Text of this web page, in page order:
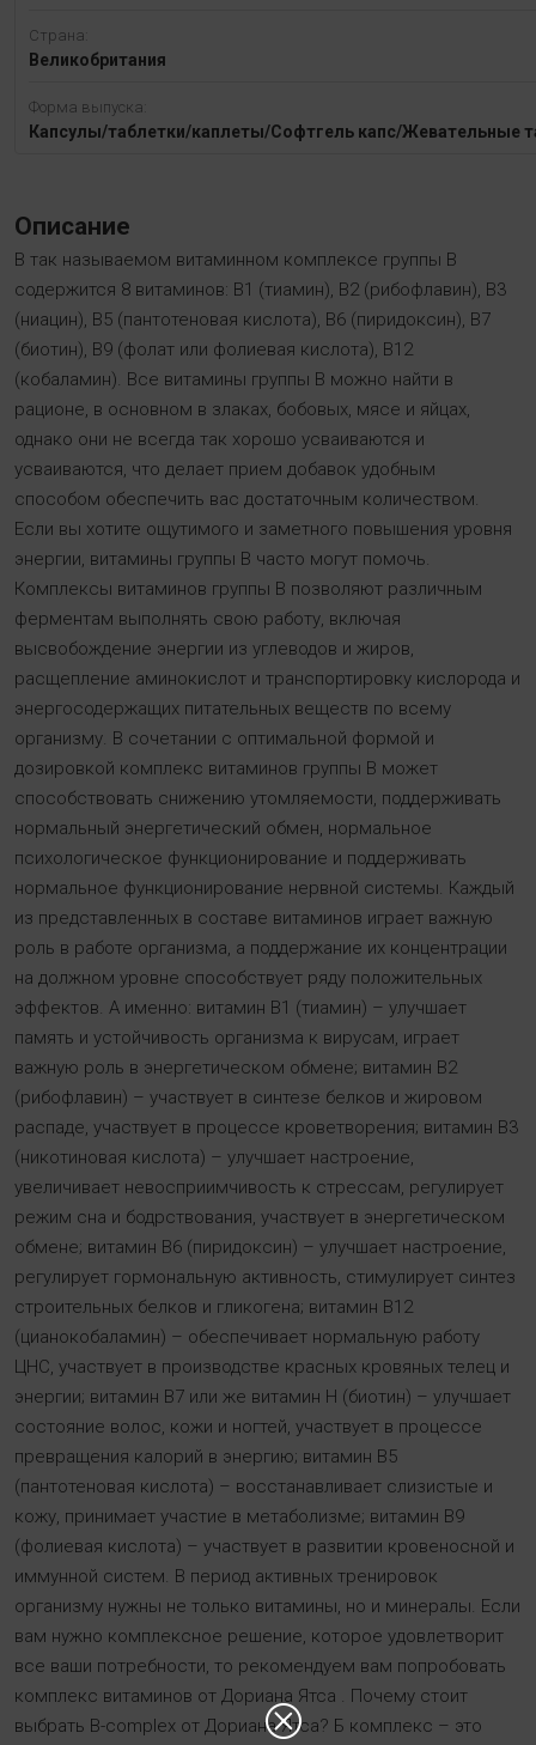
Страна:
Великобритания
Форма выпуска:
Капсулы/таблетки/каплеты/Софтгель капс/Жевательные
Описание
В так называемом витаминном комплексе группы В
содержится 8 витаминов: В1 (тиамин), В2 (рибофлавин), В3
(ниацин), В5 (пантотеновая кислота), В6 (пиридоксин), В7
(биотин), В9 (фолат или фолиевая кислота), В12
(кобаламин). Все витамины группы В можно найти в
рационе, в основном в злаках, бобовых, мясе и яйцах,
однако они не всегда так хорошо усваиваются и
усваиваются, что делает прием добавок удобным
способом обеспечить вас достаточным количеством.
Если вы хотите ощутимого и заметного повышения уровня
энергии, витамины группы В часто могут помочь.
Комплексы витаминов группы В позволяют различным
ферментам выполнять свою работу, включая
высвобождение энергии из углеводов и жиров,
расщепление аминокислот и транспортировку кислорода и
энергосодержащих питательных веществ по всему
организму. В сочетании с оптимальной формой и
дозировкой комплекс витаминов группы В может
способствовать снижению утомляемости, поддерживать
нормальный энергетический обмен, нормальное
психологическое функционирование и поддерживать
нормальное функционирование нервной системы. Каждый
из представленных в составе витаминов играет важную
роль в работе организма, а поддержание их концентрации
на должном уровне способствует ряду положительных
эффектов. А именно: витамин B1 (тиамин) – улучшает
память и устойчивость организма к вирусам, играет
важную роль в энергетическом обмене; витамин B2
(рибофлавин) – участвует в синтезе белков и жировом
распаде, участвует в процессе кроветворения; витамин B3
(никотиновая кислота) – улучшает настроение,
увеличивает невосприимчивость к стрессам, регулирует
режим сна и бодрствования, участвует в энергетическом
обмене; витамин B6 (пиридоксин) – улучшает настроение,
регулирует гормональную активность, стимулирует синтез
строительных белков и гликогена; витамин B12
(цианокобаламин) – обеспечивает нормальную работу
ЦНС, участвует в производстве красных кровяных телец и
энергии; витамин B7 или же витамин H (биотин) – улучшает
состояние волос, кожи и ногтей, участвует в процессе
превращения калорий в энергию; витамин B5
(пантотеновая кислота) – восстанавливает слизистые и
кожу, принимает участие в метаболизме; витамин B9
(фолиевая кислота) – участвует в развитии кровеносной и
иммунной систем. В период активных тренировок
организму нужны не только витамины, но и минералы. Если
вам нужно комплексное решение, которое удовлетворит
все ваши потребности, то рекомендуем вам попробовать
комплекс витаминов от Дориана Ятса . Почему стоит
выбрать B-complex от Дориана Ятса? Б комплекс – это